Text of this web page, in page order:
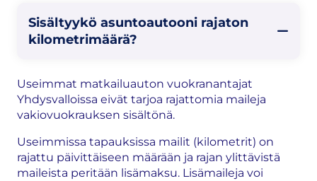
Sisältyykö asuntoautooni rajaton
kilometrimäärä?
Useimmat matkailuauton vuokranantajat
Yhdysvalloissa eivät tarjoa rajattomia maileja
vakiovuokrauksen sisältönä.
Useimmissa tapauksissa mailit (kilometrit) on
rajattu päivittäiseen määrään ja rajan ylittävistä
maileista peritään lisämaksu. Lisämaileja voi